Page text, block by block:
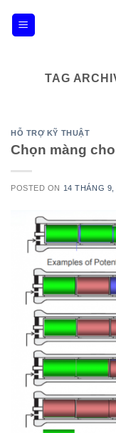
TAG
HỖ TRỢ KỸ THUẬT
Chọn màng
POSTED ON 14 THÁNG 9,